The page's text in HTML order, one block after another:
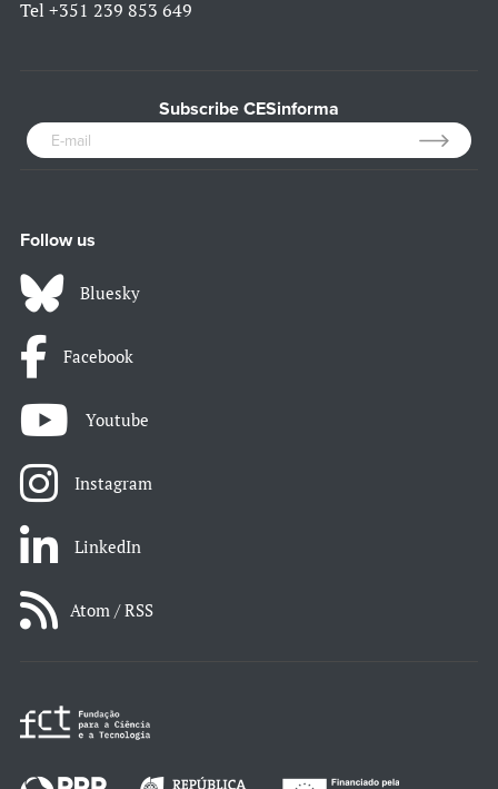
Tel +351 239 853 649
Subscribe CESinforma
Follow us
Bluesky
Facebook
Youtube
Instagram
LinkedIn
Atom / RSS